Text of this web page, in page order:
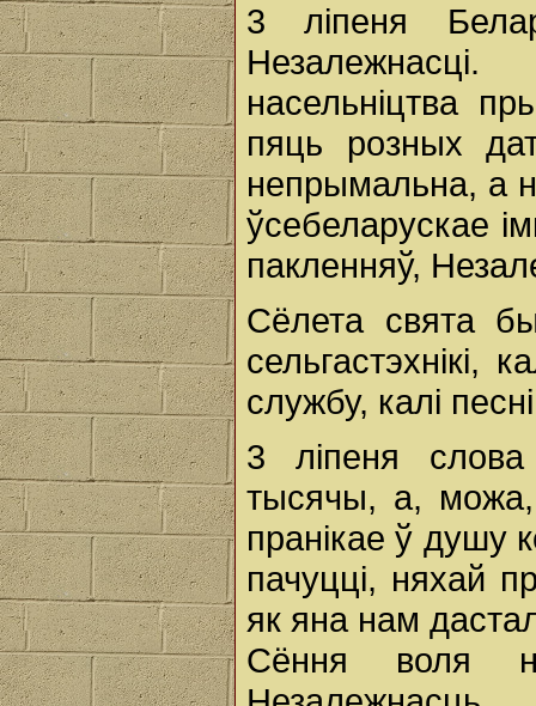
3 ліпеня
насельніцтва
пяць розных
непрымальна, а
ўсебеларускае
пакленняў,
Сёлета свята
сельгастэхнікі,
службу, калі
3 ліпеня слова
тысячы, а, можа,
пранікае ў душу
пачуцці, няхай
як яна нам
Сёння воля